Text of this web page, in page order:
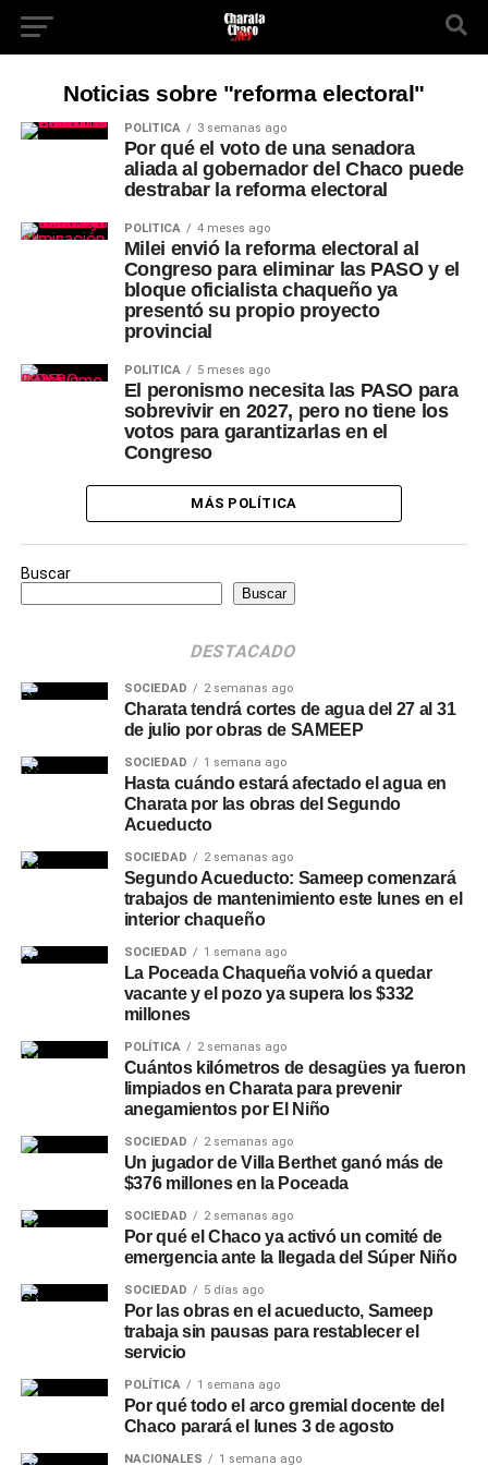
Noticias sobre "reforma electoral"
POLÍTICA 3 semanas ago
Por qué el voto de una senadora
aliada al gobernador del Chaco puede
destrabar la reforma electoral
POLÍTICA 4 meses ago
Milei envió la reforma electoral al
Congreso para eliminar las PASO y el
bloque oficialista chaqueño ya
presentó su propio proyecto
provincial
POLÍTICA 5 meses ago
El peronismo necesita las PASO para
sobrevivir en 2027, pero no tiene los
votos para garantizarlas en el
Congreso
MÁS POLÍTICA
Buscar
Buscar
DESTACADO
SOCIEDAD 2 semanas ago
Charata tendrá cortes de agua del 27 al 31
de julio por obras de SAMEEP
SOCIEDAD 1 semana ago
Hasta cuándo estará afectado el agua en
Charata por las obras del Segundo
Acueducto
SOCIEDAD 2 semanas ago
Segundo Acueducto: Sameep comenzará
trabajos de mantenimiento este lunes en el
interior chaqueño
SOCIEDAD 1 semana ago
La Poceada Chaqueña volvió a quedar
vacante y el pozo ya supera los $332
millones
POLÍTICA 2 semanas ago
Cuántos kilómetros de desagües ya fueron
limpiados en Charata para prevenir
anegamientos por El Niño
SOCIEDAD 2 semanas ago
Un jugador de Villa Berthet ganó más de
$376 millones en la Poceada
SOCIEDAD 2 semanas ago
Por qué el Chaco ya activó un comité de
emergencia ante la llegada del Súper Niño
SOCIEDAD 5 días ago
Por las obras en el acueducto, Sameep
trabaja sin pausas para restablecer el
servicio
POLÍTICA 1 semana ago
Por qué todo el arco gremial docente del
Chaco parará el lunes 3 de agosto
NACIONALES 1 semana ago